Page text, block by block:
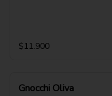
$11.900
Gnocchi Oliva